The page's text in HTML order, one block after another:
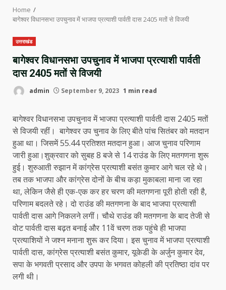
Home
बागेश्वर विधानसभा उपचुनाव में भाजपा प्रत्याशी पार्वती दास 2405 मतों से विजयी
उत्तराखंड
बागेश्वर विधानसभा उपचुनाव में भाजपा प्रत्याशी पार्वती
दास 2405 मतों से विजयी
admin September 9, 2023 1 min read
बागेश्वर विधानसभा उपचुनाव में भाजपा प्रत्याशी पार्वती दास 2405 मतों
से विजयी रहीं। बागेश्वर उप चुनाव के लिए बीते पांच सितंबर को मतदान
हुआ था। जिसमें 55.44 प्रतिशत मतदान हुआ। आज चुनाव परिणाम
जारी हुआ।शुक्रवार को सुबह 8 बजे से 14 राउंड के लिए मतगणना शुरू
हुई। शुरुआती रुझान में कांग्रेस प्रत्याशी बसंत कुमार आगे चल रहे थे।
तब तक भाजपा और कांग्रेस दोनों के बीच कड़ा मुकाबला माना जा रहा
था, लेकिन जैसे ही एक-एक कर हर चरण की मतगणना पूरी होती रही है,
परिणाम बदलते रहे। दो राउंड की मतगणना के बाद भाजपा प्रत्याशी
पार्वती दास आगे निकलने लगीं। चौथे राउंड की मतगणना के बाद तेजी से
वोट पार्वती दास बढ़त बनाई और 11वें चरण तक पहुंचे ही भाजपा
प्रत्याशियों ने जश्न मनाना शुरू कर दिया। इस चुनाव में भाजपा प्रत्याशी
पार्वती दास, कांग्रेस प्रत्याशी बसंत कुमार, यूकेडी के अर्जुन कुमार देव,
सपा के भगवती प्रसाद और उपपा के भगवत कोहली की प्रतिष्ठा दांव पर
लगी थी।